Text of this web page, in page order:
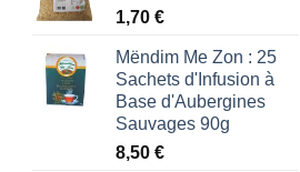
1,70 €
Mëndim Me Zon : 25
Sachets d'Infusion à
Base d'Aubergines
Sauvages 90g
8,50 €